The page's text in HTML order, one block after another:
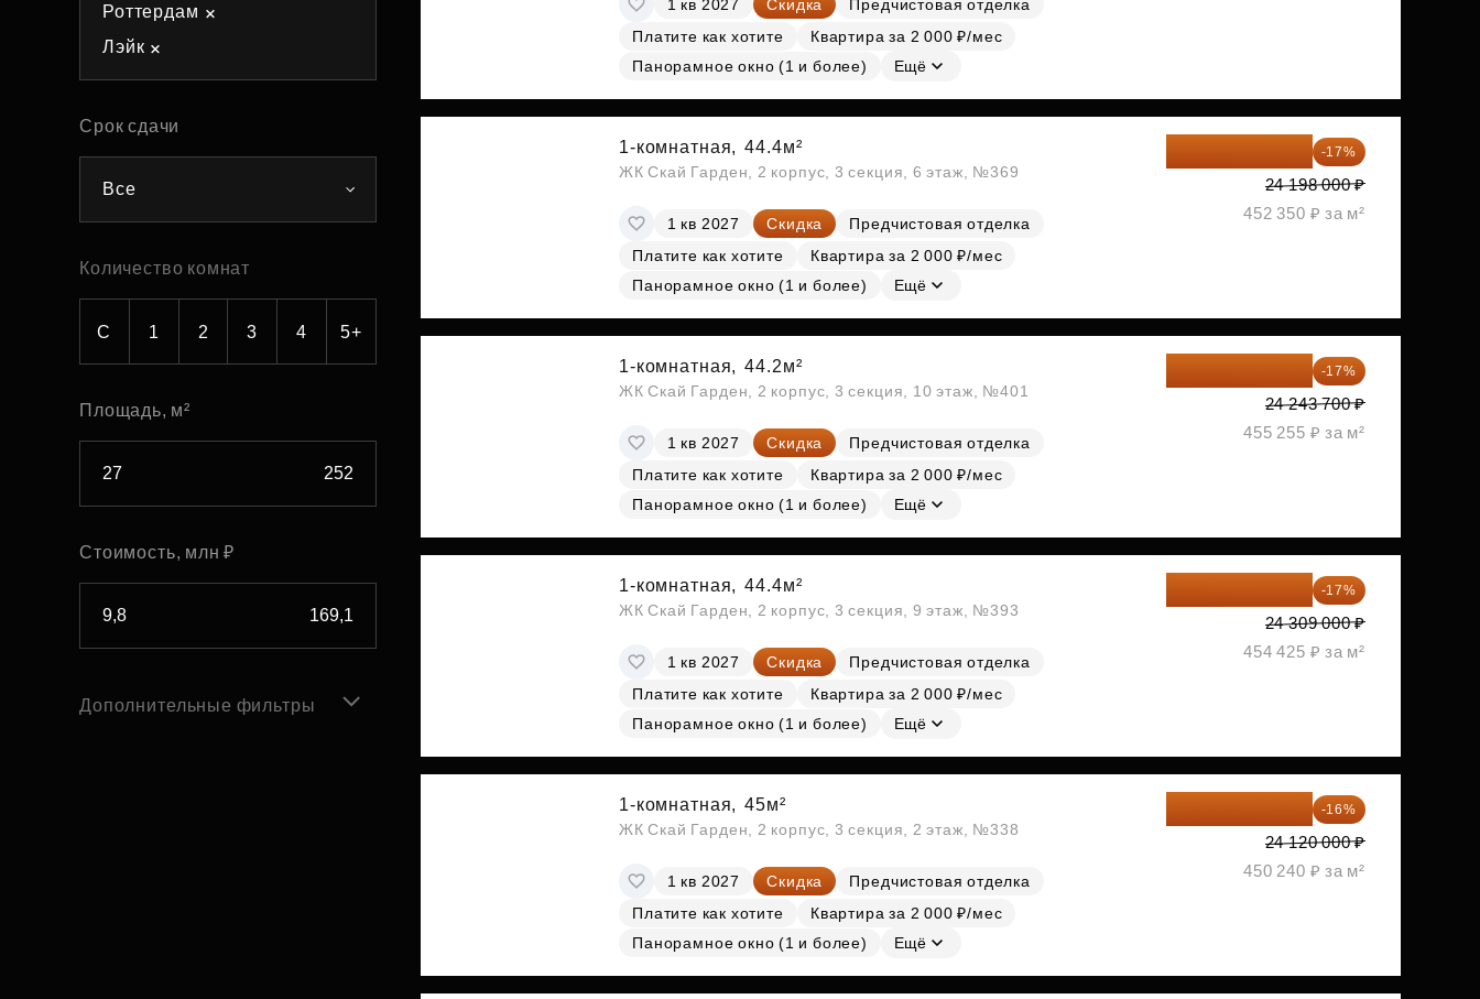
Субсидии
Роттердам
Лэйк
Срок сдачи
Все
Количество комнат
С 1 2 3 4 5+
Площадь, м²
Стоимость, млн ₽
Дополнительные фильтры
1 кв 2027 Скидка
Предчистовая отделка
Платите как хотите
Квартира за 2 000 ₽/мес
Панорамное окно (1 и более)
Ещё
1-комнатная, 44.4м²
ЖК Скай Гарден, 2 корпус, 3 секция, 6 этаж, №369
1 кв 2027 Скидка
Предчистовая отделка
Платите как хотите
Квартира за 2 000 ₽/мес
Панорамное окно (1 и более)
Ещё
-17%
24 198 000 ₽
452 350 ₽ за м²
1-комнатная, 44.2м²
ЖК Скай Гарден, 2 корпус, 3 секция, 10 этаж, №401
1 кв 2027 Скидка
Предчистовая отделка
Платите как хотите
Квартира за 2 000 ₽/мес
Панорамное окно (1 и более)
Ещё
-17%
24 243 700 ₽
455 255 ₽ за м²
1-комнатная, 44.4м²
ЖК Скай Гарден, 2 корпус, 3 секция, 9 этаж, №393
1 кв 2027 Скидка
Предчистовая отделка
Платите как хотите
Квартира за 2 000 ₽/мес
Панорамное окно (1 и более)
Ещё
-17%
24 309 000 ₽
454 425 ₽ за м²
1-комнатная, 45м²
ЖК Скай Гарден, 2 корпус, 3 секция, 2 этаж, №338
1 кв 2027 Скидка
Предчистовая отделка
Платите как хотите
Квартира за 2 000 ₽/мес
Панорамное окно (1 и более)
Ещё
-16%
24 120 000 ₽
450 240 ₽ за м²